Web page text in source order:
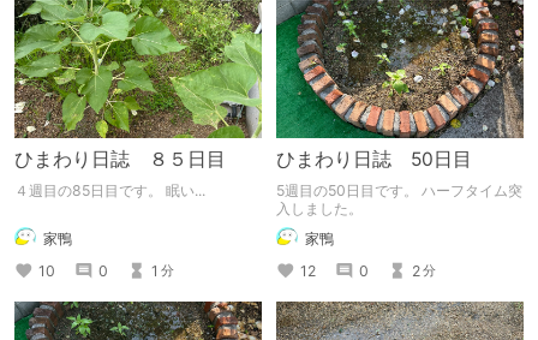
ひまわり日誌 ８５日目
４週目の85日目です。 眠い...
家鴨
10
0 1 分
ひまわり日誌 50日目
5週目の50日目です。 ハーフタイム突
入しました。
家鴨
12
0 2分